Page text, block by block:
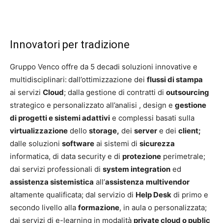
Innovatori per tradizione
Gruppo Venco offre da 5 decadi soluzioni innovative e
multidisciplinari: dall’ottimizzazione dei flussi di stampa
ai servizi Cloud; dalla gestione di contratti di outsourcing
strategico e personalizzato all’analisi , design e gestione
di progetti e sistemi adattivi e complessi basati sulla
virtualizzazione dello storage, dei server e dei client;
dalle soluzioni software ai sistemi di sicurezza
informatica, di data security e di protezione perimetrale;
dai servizi professionali di system integration ed
assistenza sistemistica all’assistenza multivendor
altamente qualificata; dal servizio di Help Desk di primo e
secondo livello alla formazione, in aula o personalizzata;
dai servizi di e-learning in modalità private cloud o public